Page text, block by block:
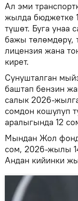
Ал эми
жылда бюджетке
түшөт. Буга унаа
бажы төлөмдөрү,
лицензия жана
кирет.
Сунушталган
баштап бензин
салык 2026-
сомдон кошулуп
аралыгында 12
Мындан Жол
сом, 2026-жылы
Андан кийинки